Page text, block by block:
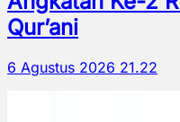
Qur’ani
6 Agustus 2026 21.22